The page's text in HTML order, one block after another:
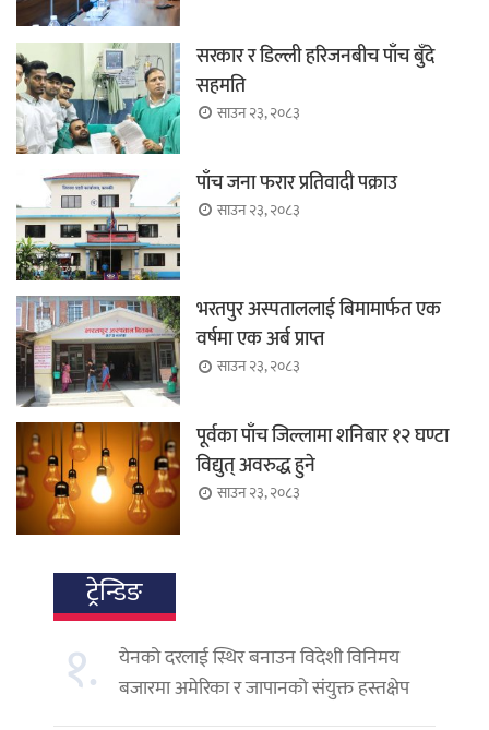
सरकार र डिल्ली हरिजनबीच पाँच बुँदे
सहमति
साउन २३, २०८३
पाँच जना फरार प्रतिवादी पक्राउ
साउन २३, २०८३
भरतपुर अस्पताललाई बिमामार्फत एक
वर्षमा एक अर्ब प्राप्त
साउन २३, २०८३
पूर्वका पाँच जिल्लामा शनिबार १२ घण्टा
विद्युत् अवरुद्ध हुने
साउन २३, २०८३
ट्रेन्डिङ
१.
येनको दरलाई स्थिर बनाउन विदेशी विनिमय
बजारमा अमेरिका र जापानको संयुक्त हस्तक्षेप